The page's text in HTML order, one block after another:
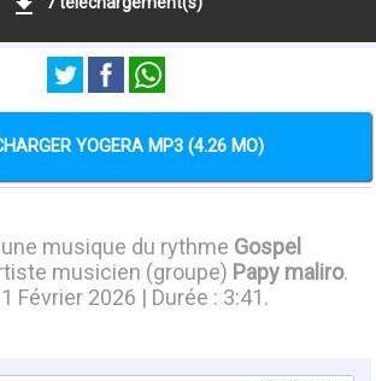
YOGERA MP3 (4.26 MO)
musique du rythme Gospel
musicien (groupe) Papy maliro.
Février 2026 | Durée : 3:41.